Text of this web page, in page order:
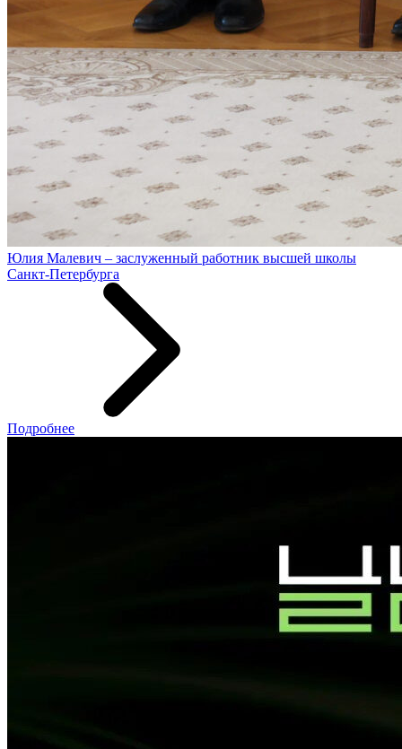
Юлия Малевич – заслуженный работник высшей школы
Санкт-Петербурга
Подробнее